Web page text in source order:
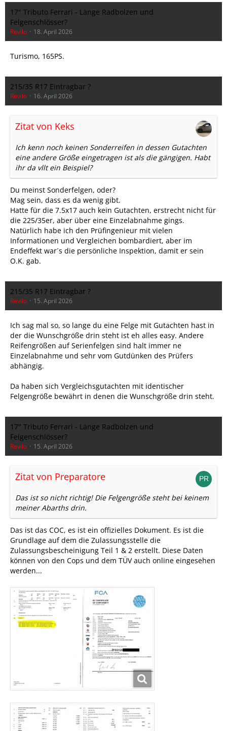
17" Tributo Ferrari - Länge Radbolzen und
Felgenschlösser?
Revilo 18. April 2026
Turismo, 165PS.
215/35 R17 Eintragbar ?
Revilo 16. April 2026
Zitat von Keks
Ich kenn noch keinen Sonderreifen in dessen Gutachten
eine andere Größe eingetragen ist als die gängigen. Habt
ihr da vllt ein Beispiel?
Du meinst Sonderfelgen, oder?
Mag sein, dass es da wenig gibt.
Hatte für die 7.5x17 auch kein Gutachten, erstrecht nicht für
die 225/35er, aber über eine Einzelabnahme gings.
Natürlich habe ich den Prüfingenieur mit vielen
Informationen und Vergleichen bombardiert, aber im
Endeffekt war´s die persönliche Inspektion, damit er sein
O.K. gab.
215/35 R17 Eintragbar ?
Revilo 15. April 2026
Ich sag mal so, so lange du eine Felge mit Gutachten hast in
der die Wunschgröße drin steht ist eh alles easy. Andere
Reifengrößen auf Serienfelgen sind halt immer ne
Einzelabnahme und sehr vom Gutdünken des Prüfers
abhängig.
Da haben sich Vergleichsgutachten mit identischer
Felgengröße bewährt in denen die Wunschgröße drin steht.
17" Tributo Ferrari - Länge Radbolzen und
Felgenschlösser?
Revilo 15. April 2026
Zitat von Preparatore
Das ist so nicht richtig! Die Felgengröße steht bei keinem
meiner Abarths drin.
Das ist das COC, es ist ein offizielles Dokument. Es ist die
Grundlage auf dem die Zulassungsstelle die
Zulassungsbescheinigung Teil 1 & 2 erstellt. Diese Daten
können von den Cops und dem TÜV auch online eingesehen
werden...